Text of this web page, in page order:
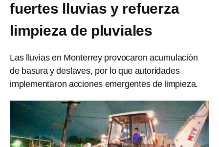
fuertes lluvias y refuerza
limpieza de pluviales
Las lluvias en Monterrey provocaron acumulación
de basura y deslaves, por lo que autoridades
implementaron acciones emergentes de limpieza.